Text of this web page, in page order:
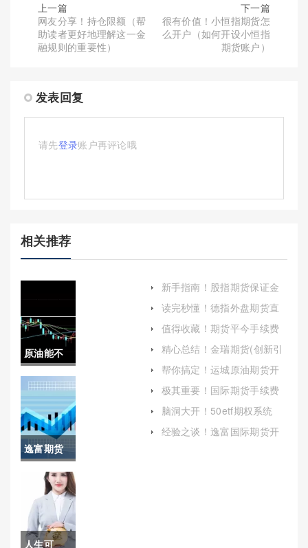
上一篇
网友分享！持仓限额（帮
助读者更好地理解这一金
融规则的重要性）
下一篇
很有价值！小恒指期货怎
么开户（如何开设小恒指
期货账户）
发表回复
请先登录账户再评论哦
相关推荐
原油能不
能回升(原
油能不能
回升呢)
逸富期货
直播(逸富
期货直播
间怎么进)
人生可
新手指南！股指期货保证金
提高：影响、原因与应对策
略
读完秒懂！德指外盘期货直
播间室喊单(德指期货app)
值得收藏！期货平今手续费
(中信期货手续费)
精心总结！金瑞期货(创新引
领，稳健前行)
帮你搞定！运城原油期货开
户保证金（提高自己的分析
能力和决策水平）
极其重要！国际期货手续费
图表(国际期货手续费)
脑洞大开！50etf期权系统
(50etf期权策略)
经验之谈！逸富国际期货开